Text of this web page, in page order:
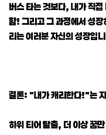
버스 타는 것보다, 내가 직
함! 그리고 그 과정에서 성
리는 여러분 자신의 성장입
결론: "내가 캐리한다!"는
하위 티어 탈출, 더 이상 꿈